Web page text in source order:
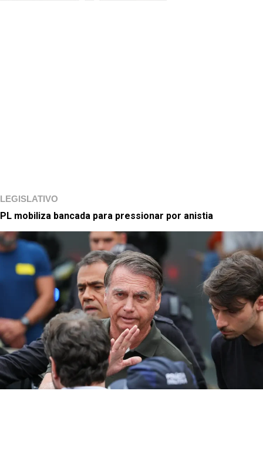
LEGISLATIVO
PL mobiliza bancada para pressionar por anistia